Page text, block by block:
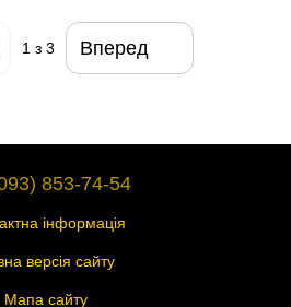
1 з 3 Вперед
853-74-54
інформація
версія сайту
Мапа сайту